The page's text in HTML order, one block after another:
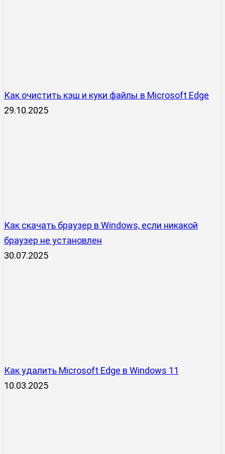
Как очистить кэш и куки файлы в Microsoft Edge
29.10.2025
Как скачать браузер в Windows, если никакой
браузер не установлен
30.07.2025
Как удалить Microsoft Edge в Windows 11
10.03.2025